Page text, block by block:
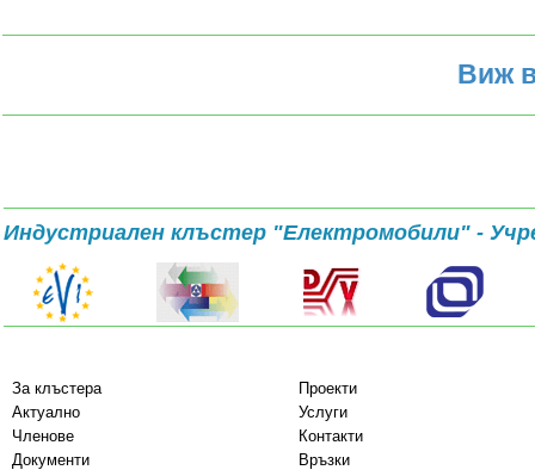
Виж
Индустриален клъстер "Електромобили" -
За клъстера
Проекти
Актуално
Услуги
Членове
Контакти
Документи
Връзки